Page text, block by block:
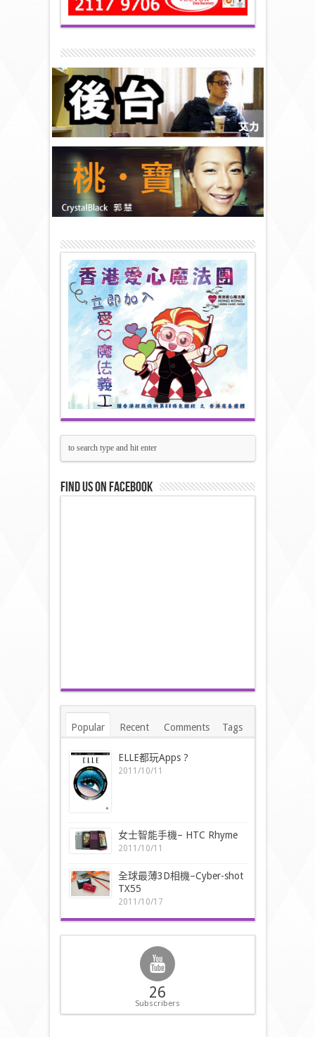
Find us on Facebook
Popular Recent Comments Tags
ELLE都玩Apps ?
2011/10/11
女士智能手機– HTC Rhyme
2011/10/11
全球最薄3D相機–Cyber-shot
TX55
2011/10/17
26
Subscribers